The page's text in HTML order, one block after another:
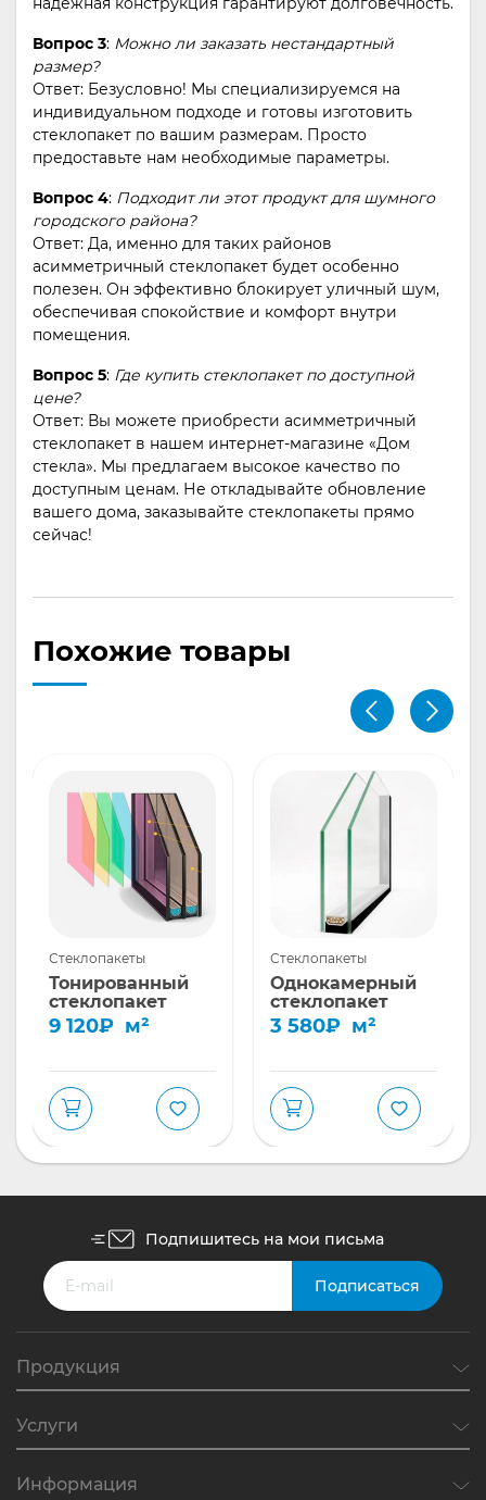
Вопрос 3: Можно ли заказать нестандартный
размер?
Ответ: Безусловно! Мы специализируемся на
индивидуальном подходе и готовы изготовить
стеклопакет по вашим размерам. Просто
предоставьте нам необходимые параметры.
Вопрос 4: Подходит ли этот продукт для шумного
городского района?
Ответ: Да, именно для таких районов
асимметричный стеклопакет будет особенно
полезен. Он эффективно блокирует уличный шум,
обеспечивая спокойствие и комфорт внутри
помещения.
Вопрос 5: Где купить стеклопакет по доступной
цене?
Ответ: Вы можете приобрести асимметричный
стеклопакет в нашем интернет-магазине «Дом
стекла». Мы предлагаем высокое качество по
доступным ценам. Не откладывайте обновление
вашего дома, заказывайте стеклопакеты прямо
сейчас!
Похожие товары
Стеклопакеты
Тонированный
стеклопакет
9 120₽ м²
Стеклопакеты
Однокамерный
стеклопакет
3 580₽ м²
Подпишитесь на мои письма
Продукция
Услуги
Информация